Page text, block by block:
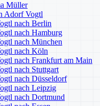
Müller
Adorf Vogtl
nach Berlin
nach Hamburg
nach München
nach Köln
nach Frankfurt am Main
nach Stuttgart
nach Düsseldorf
nach Leipzig
nach Dortmund